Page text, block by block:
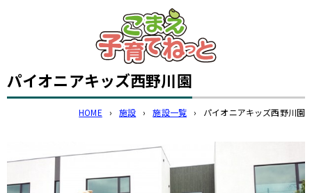
このページの本文へ
パイオニアキッズ西野川園
HOME › 施設 › 施設一覧 › パイオニアキッズ西野川園